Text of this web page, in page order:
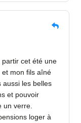
cet été une
mon fils aîné
aussi les belles
et pouvoir
un verre.
loger à